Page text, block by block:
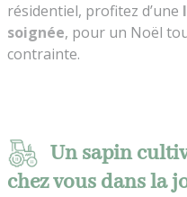
résidentiel, profitez d’une
soignée, pour un Noël
contrainte.
Un sapin
chez vous dans la